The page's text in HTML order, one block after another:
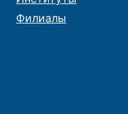
Филиалы